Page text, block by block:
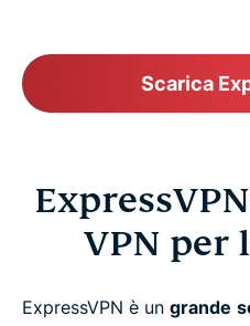
Scarica
VPN per
ExpressVPN è un grande